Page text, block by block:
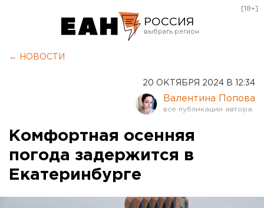
РОССИЯ
Курган
Оренбург
[18+]
← НОВОСТИ
20 ОКТЯБРЯ 2024 В 12:34
Валентина Попова
Комфортная осенняя
погода задержится в
Екатеринбурге